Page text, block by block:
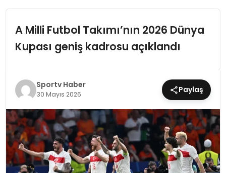
SIYASET
EĞITIM
MAGAZIN
SPOR
A Milli Futbol Takımı’nın 2026 Dünya
Kupası geniş kadrosu açıklandı
Sportv Haber
30 Mayıs 2026 Paylaş